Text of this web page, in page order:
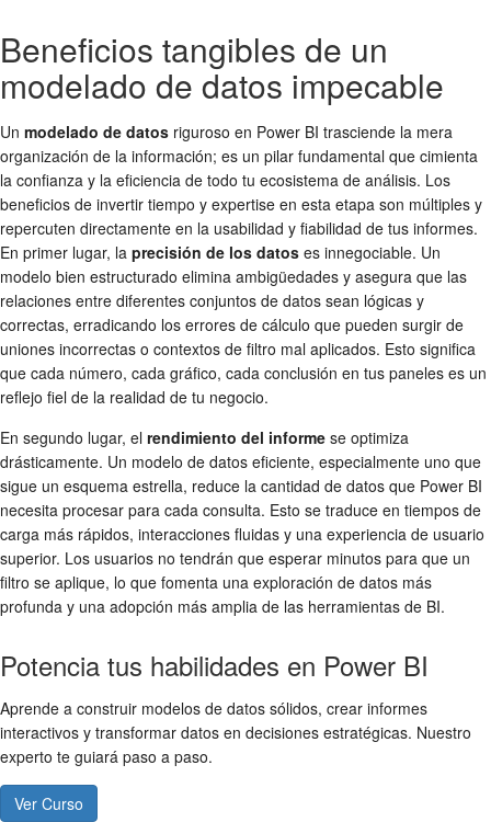
Beneficios tangibles de un
modelado de datos impecable
Un modelado de datos riguroso en Power BI trasciende la mera
organización de la información; es un pilar fundamental que cimienta
la confianza y la eficiencia de todo tu ecosistema de análisis. Los
beneficios de invertir tiempo y expertise en esta etapa son múltiples y
repercuten directamente en la usabilidad y fiabilidad de tus informes.
En primer lugar, la precisión de los datos es innegociable. Un
modelo bien estructurado elimina ambigüedades y asegura que las
relaciones entre diferentes conjuntos de datos sean lógicas y
correctas, erradicando los errores de cálculo que pueden surgir de
uniones incorrectas o contextos de filtro mal aplicados. Esto significa
que cada número, cada gráfico, cada conclusión en tus paneles es un
reflejo fiel de la realidad de tu negocio.
En segundo lugar, el rendimiento del informe se optimiza
drásticamente. Un modelo de datos eficiente, especialmente uno que
sigue un esquema estrella, reduce la cantidad de datos que Power BI
necesita procesar para cada consulta. Esto se traduce en tiempos de
carga más rápidos, interacciones fluidas y una experiencia de usuario
superior. Los usuarios no tendrán que esperar minutos para que un
filtro se aplique, lo que fomenta una exploración de datos más
profunda y una adopción más amplia de las herramientas de BI.
Potencia tus habilidades en Power BI
Aprende a construir modelos de datos sólidos, crear informes
interactivos y transformar datos en decisiones estratégicas. Nuestro
experto te guiará paso a paso.
Ver Curso